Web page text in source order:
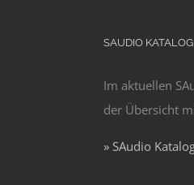
SAUDIO KATALOG
Im aktuellen
der Übersicht
» SAudio